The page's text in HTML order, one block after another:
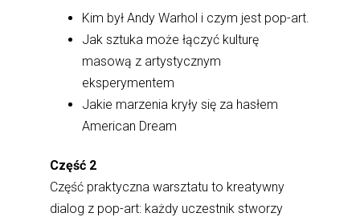
Kim był Andy Warhol i czym jest pop-art.
Jak sztuka może łączyć kulturę
masową z artystycznym
eksperymentem
Jakie marzenia kryły się za hasłem
American Dream
Część 2
Część praktyczna warsztatu to kreatywny
dialog z pop-art: każdy uczestnik stworzy